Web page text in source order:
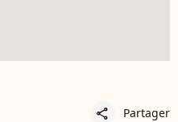
share Partager